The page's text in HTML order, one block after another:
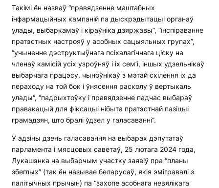
Такімі ён назваў “правядзенне маштабных
інфармацыйных кампаній па дыскрэдытацыі органаў
улады, выбаркамаў і кіраўніка дзяржавы”, “інспіраванне
пратэстных настрояў у асобных сацыяльных групах”,
“учыненне дэструктыўнага псіхалагічнага ціску на
членаў камісій усіх узроўняў і іх сем’і, іншых удзельнікаў
выбарчага працэсу, чыноўнікаў з мэтай схілення іх да
пераходу на той бок і ўнясення расколу ў вертыкаль
улады“, “падрыхтоўку і правядзенне падчас выбараў
правакацый для фіксацыі нібыта пратэстнай пазіцыі
грамадзян, што бралі ўдзел у галасаванні”.
У адзіны дзень галасавання на выбарах дэпутатаў
парламента і мясцовых саветаў, 25 лютага 2024 года,
Лукашэнка на выбарчым участку заявіў пра “планы
збеглых” (так ён называе беларусаў, якія эмігравалі з
палітычных прычын) па “захопе асобнага невялікага